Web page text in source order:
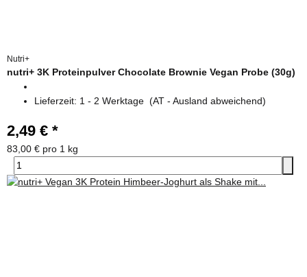
Nutri+
nutri+ 3K Proteinpulver Chocolate Brownie Vegan Probe (30g)
Lieferzeit: 1 - 2 Werktage (AT - Ausland abweichend)
2,49 € *
83,00 € pro 1 kg